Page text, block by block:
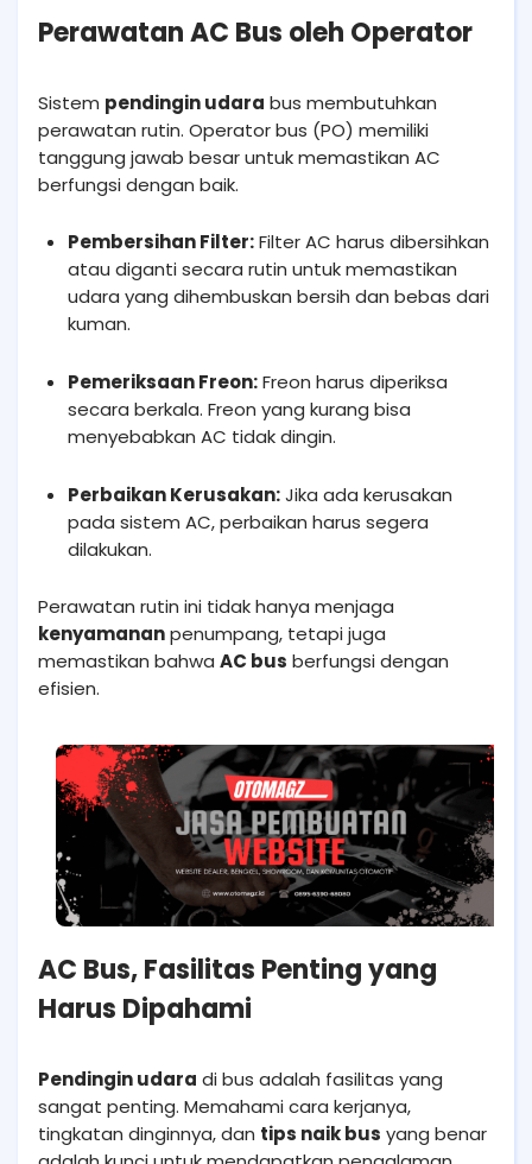
Perawatan AC Bus oleh Operator
Sistem pendingin udara bus membutuhkan
perawatan rutin. Operator bus (PO) memiliki
tanggung jawab besar untuk memastikan AC
berfungsi dengan baik.
Pembersihan Filter:Filter AC harus dibersihkan
atau diganti secara rutin untuk memastikan
udara yang dihembuskan bersih dan bebas dari
kuman.
Pemeriksaan Freon:Freon harus diperiksa
secara berkala. Freon yang kurang bisa
menyebabkan AC tidak dingin.
Perbaikan Kerusakan:Jika ada kerusakan
pada sistem AC, perbaikan harus segera
dilakukan.
Perawatan rutin ini tidak hanya menjaga
kenyamananpenumpang, tetapi juga
memastikan bahwa AC bus berfungsi dengan
efisien.
AC Bus, Fasilitas Penting yang
Harus Dipahami
Pendingin udara di bus adalah fasilitas yang
sangat penting. Memahami cara kerjanya,
tingkatan dinginnya, dan tips naik bus yang benar